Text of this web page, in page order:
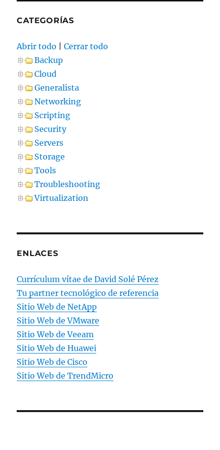
CATEGORÍAS
Abrir todo |Cerrar todo
Backup
Cloud
Generalista
Networking
Scripting
Security
Servers
Storage
Tools
Troubleshooting
Virtualization
ENLACES
Currículum vítae de David Solé Pérez
Tu partner tecnológico de referencia
Sitio Web de NetApp
Sitio Web de VMware
Sitio Web de Veeam
Sitio Web de Huawei
Sitio Web de Cisco
Sitio Web de TrendMicro